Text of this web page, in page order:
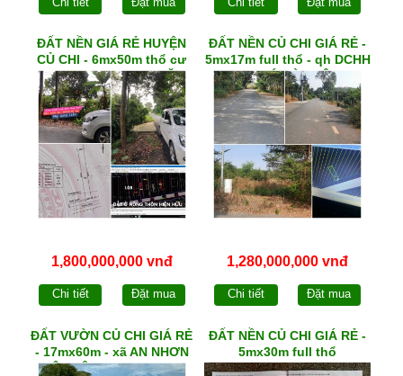
ĐẤT NỀN GIÁ RẺ HUYỆN
CỦ CHI - 6mx50m thổ cư
150m² - qh DCHH - MẶT
TIỀN xã NHUẬN ĐỨC
1,800,000,000 vnđ
Chi tiết Đặt mua
ĐẤT NỀN CỦ CHI GIÁ RẺ -
5mx17m full thổ - qh DCHH
- xã PHÚ HÒA ĐÔNG
1,280,000,000 vnđ
Chi tiết Đặt mua
ĐẤT VƯỜN CỦ CHI GIÁ RẺ
- 17mx60m - xã AN NHƠN
TÂY - Ô tô đến tận nơi
ĐẤT NỀN CỦ CHI GIÁ RẺ -
5mx30m full thổ